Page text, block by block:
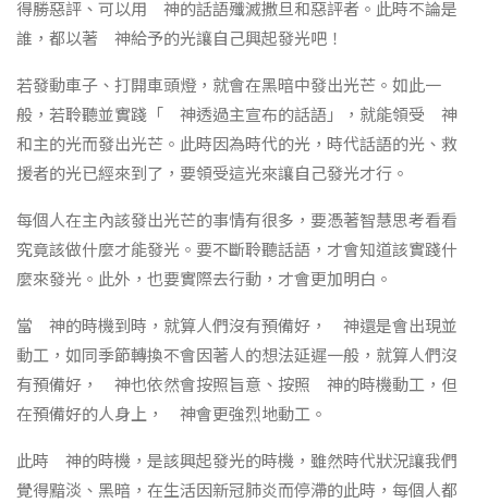
得勝惡評、可以用 神的話語殲滅撒旦和惡評者。此時不論是
誰，都以著 神給予的光讓自己興起發光吧！
若發動車子、打開車頭燈，就會在黑暗中發出光芒。如此一
般，若聆聽並實踐「 神透過主宣布的話語」，就能領受 神
和主的光而發出光芒。此時因為時代的光，時代話語的光、救
援者的光已經來到了，要領受這光來讓自己發光才行。
每個人在主內該發出光芒的事情有很多，要憑著智慧思考看看
究竟該做什麼才能發光。要不斷聆聽話語，才會知道該實踐什
麼來發光。此外，也要實際去行動，才會更加明白。
當 神的時機到時，就算人們沒有預備好， 神還是會出現並
動工，如同季節轉換不會因著人的想法延遲一般，就算人們沒
有預備好， 神也依然會按照旨意、按照 神的時機動工，但
在預備好的人身上， 神會更強烈地動工。
此時 神的時機，是該興起發光的時機，雖然時代狀況讓我們
覺得黯淡、黑暗，在生活因新冠肺炎而停滯的此時，每個人都